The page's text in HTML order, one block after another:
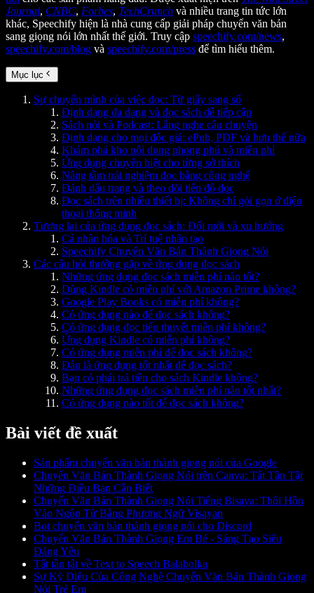
Journal, CNBC, Forbes, TechCrunch và nhiều trang tin tức lớn
khác, Speechify hiện là nhà cung cấp giải pháp chuyển văn bản
sang giọng nói lớn nhất thế giới. Truy cập speechify.com/news,
speechify.com/blog và speechify.com/press để tìm hiểu thêm.
Mục lục
Sự chuyển mình của việc đọc: Từ giấy sang số
Định dạng đa dạng và đọc sách dễ tiếp cận
Sách nói và Podcast: Lắng nghe câu chuyện
Định dạng cho mọi độc giả: ePub, PDF và hơn thế nữa
Khám phá kho nội dung phong phú và miễn phí
Ứng dụng chuyên biệt cho từng sở thích
Nâng tầm trải nghiệm đọc bằng công nghệ
Đánh dấu trang và theo dõi tiến độ đọc
Đọc sách trên nhiều thiết bị: Không chỉ gói gọn ở điện
thoại thông minh
Tương lai của ứng dụng đọc sách: Đổi mới và xu hướng
Cá nhân hóa và Trí tuệ nhân tạo
Speechify Chuyển Văn Bản Thành Giọng Nói
Các câu hỏi thường gặp về ứng dụng đọc sách
Những ứng dụng đọc sách miễn phí nào tốt?
Dùng Kindle có miễn phí với Amazon Prime không?
Google Play Books có miễn phí không?
Có ứng dụng nào để đọc sách không?
Có ứng dụng đọc tiểu thuyết miễn phí không?
Ứng dụng Kindle có miễn phí không?
Có ứng dụng miễn phí để đọc sách không?
Đâu là ứng dụng tốt nhất để đọc sách?
Bạn có phải trả tiền cho sách Kindle không?
Những ứng dụng đọc sách miễn phí nào tốt nhất?
Có ứng dụng nào tốt để đọc sách không?
Bài viết đề xuất
Sản phẩm chuyển văn bản thành giọng nói của Google
Chuyển Văn Bản Thành Giọng Nói trên Canva: Tất Tần Tật
Những Điều Bạn Cần Biết
Chuyển Văn Bản Thành Giọng Nói Tiếng Bisaya: Thổi Hồn
Vào Ngôn Từ Bằng Phương Ngữ Visayan
Bot chuyển văn bản thành giọng nói cho Discord
Chuyển Văn Bản Thành Giọng Em Bé - Sáng Tạo Siêu
Đáng Yêu
Tất tần tật về Text to Speech Balabolka
Sự Kỳ Diệu Của Công Nghệ Chuyển Văn Bản Thành Giọng
Nói Trẻ Em